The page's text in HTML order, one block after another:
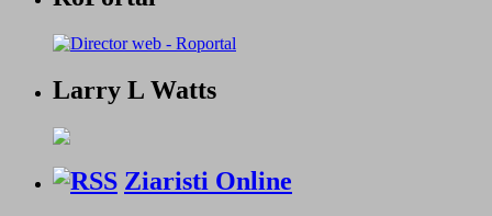
Larry L Watts
Ziaristi Online